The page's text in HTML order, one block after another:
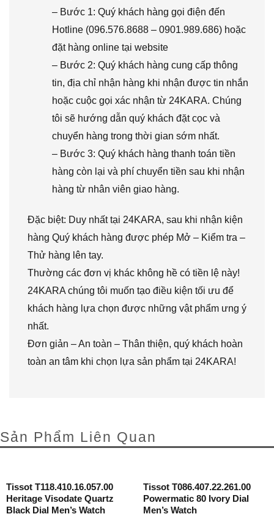
– Bước 1: Quý khách hàng gọi điện đến
Hotline (096.576.8688 – 0901.989.686) hoặc
đặt hàng online tại website
– Bước 2: Quý khách hàng cung cấp thông
tin, địa chỉ nhận hàng khi nhận được tin nhắn
hoặc cuộc gọi xác nhận từ 24KARA. Chúng
tôi sẽ hướng dẫn quý khách đặt cọc và
chuyển hàng trong thời gian sớm nhất.
– Bước 3: Quý khách hàng thanh toán tiền
hàng còn lại và phí chuyển tiền sau khi nhận
hàng từ nhân viên giao hàng.
Đặc biệt: Duy nhất tại 24KARA, sau khi nhận kiện
hàng Quý khách hàng được phép Mở – Kiểm tra –
Thử hàng lên tay.
Thường các đơn vị khác không hề có tiền lệ này!
24KARA chúng tôi muốn tạo điều kiện tối ưu để
khách hàng lựa chọn được những vật phẩm ưng ý
nhất.
Đơn giản – An toàn – Thân thiện, quý khách hoàn
toàn an tâm khi chọn lựa sản phẩm tại 24KARA!
Sản Phẩm Liên Quan
Tissot T118.410.16.057.00
Heritage Visodate Quartz
Black Dial Men’s Watch
Tissot T086.407.22.261.00
Powermatic 80 Ivory Dial
Men’s Watch